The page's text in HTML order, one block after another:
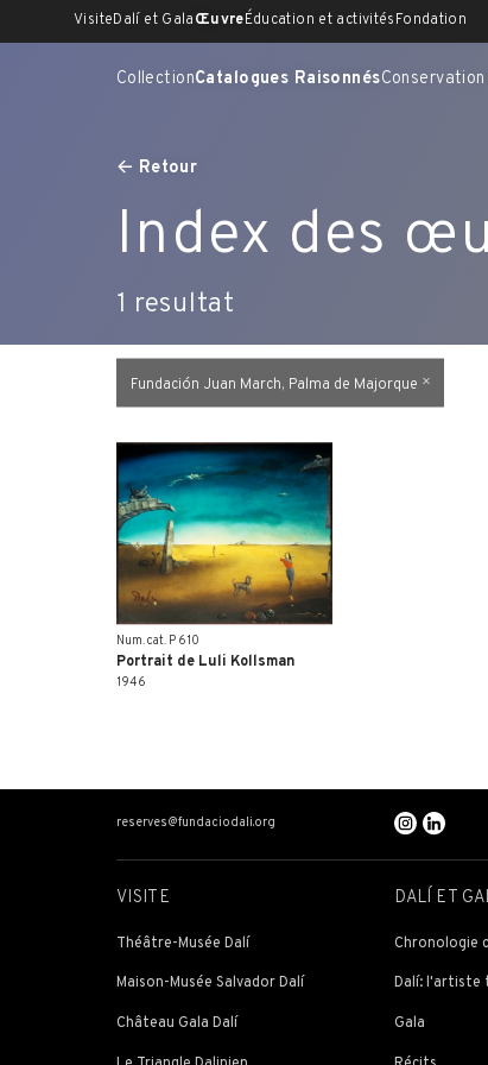
VisiteDalí et GalaŒuvreÉducation et activitésFondation
CollectionCatalogues Raisonnés
Retour
Index des
1 resultat
Fundación Juan March, Palma de Majorque
Num. cat. P 610
Portrait de Luli Kollsman
1946
reserves@fundaciodali.org
VISITE
Théâtre-Musée Dalí
Maison-Musée Salvador Dalí
Château Gala Dalí
DALÍ ET
Chronologie
Dalí: l'artiste
Gala